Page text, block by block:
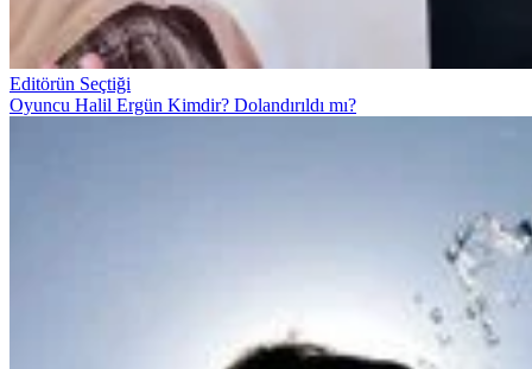
Editörün Seçtiği
Oyuncu Halil Ergün Kimdir? Dolandırıldı mı?